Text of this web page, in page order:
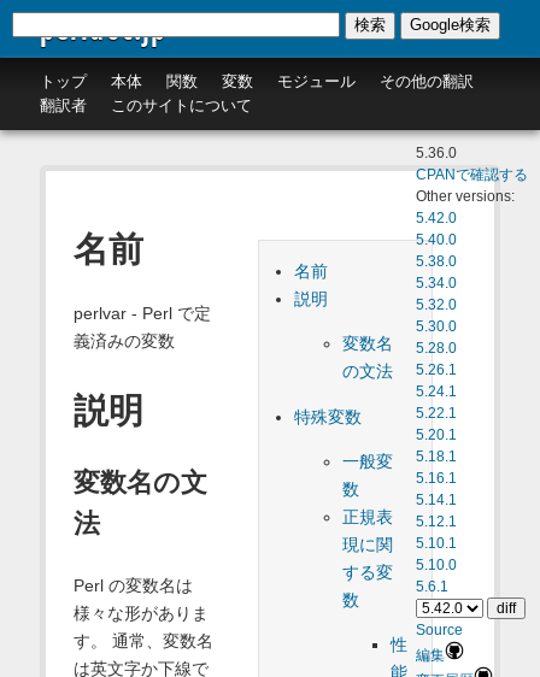
perldoc.jp
トップ 本体 関数 変数 モジュール
その他の翻訳
翻訳者
このサイトについて
検索 Google検索
5.36.0
CPANで確認する
Other versions:
5.42.0
5.40.0
5.38.0
5.34.0
5.32.0
5.30.0
5.28.0
5.26.1
5.24.1
5.22.1
5.20.1
5.18.1
5.16.1
5.14.1
5.12.1
5.10.1
5.10.0
5.6.1
Source
編集
名前
説明
変数名
の文法
特殊変数
一般変
数
正規表
現に関
する変
数
性
能
名前
perlvar - Perl で定
義済みの変数
説明
変数名の文
法
Perl の変数名は
様々な形がありま
す。 通常、変数名
は英文字か下線で